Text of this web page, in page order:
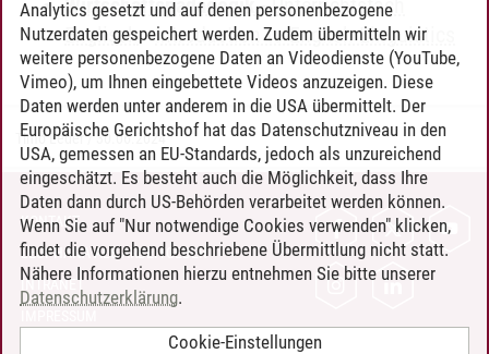
Wirtschaftspädagogik -Unterrichtsfach
Englisch-Introduction to English Linguistics
Timo Leder/30.06.2024
KONTAKT
LEUPHANA ALS ARBEITGEBER
INTRANET
Analytics gesetzt und auf denen personenbezogene
Nutzerdaten gespeichert werden. Zudem übermitteln wir
weitere personenbezogene Daten an Videodienste (YouTube,
Vimeo), um Ihnen eingebettete Videos anzuzeigen. Diese
Daten werden unter anderem in die USA übermittelt. Der
Europäische Gerichtshof hat das Datenschutzniveau in den
USA, gemessen an EU-Standards, jedoch als unzureichend
eingeschätzt. Es besteht auch die Möglichkeit, dass Ihre
Daten dann durch US-Behörden verarbeitet werden können.
Wenn Sie auf "Nur notwendige Cookies verwenden" klicken,
findet die vorgehend beschriebene Übermittlung nicht statt.
Nähere Informationen hierzu entnehmen Sie bitte unserer
Datenschutzerklärung.
Cookie-Einstellungen